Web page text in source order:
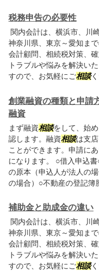
税務申告の必要性
関内会計は、横浜市、川崎
神奈川県、東京～愛知ま
会計顧問、相続税対策、
トラブルや悩みを解決い
すので、お気軽にご相談
創業融資の種類と申請
融資
まず融資相談をして、始
認します。融資相談は支
ことができます。申請に
になります。 ○借入申込
の原本（申込人が法人の
の場合）○不動産の登記簿
補助金と助成金の違い
関内会計は、横浜市、川崎
神奈川県、東京～愛知ま
会計顧問、相続税対策、
トラブルや悩みを解決い
すので、お気軽にご相談